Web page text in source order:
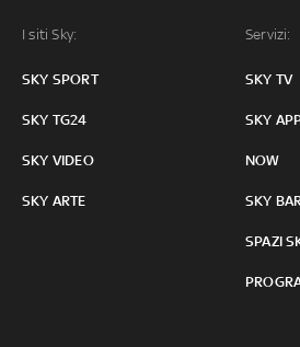
I siti Sky:
SKY SPORT
SKY TG24
SKY VIDEO
SKY ARTE
Servizi:
SKY TV
SKY
NOW
SKY
SPAZI